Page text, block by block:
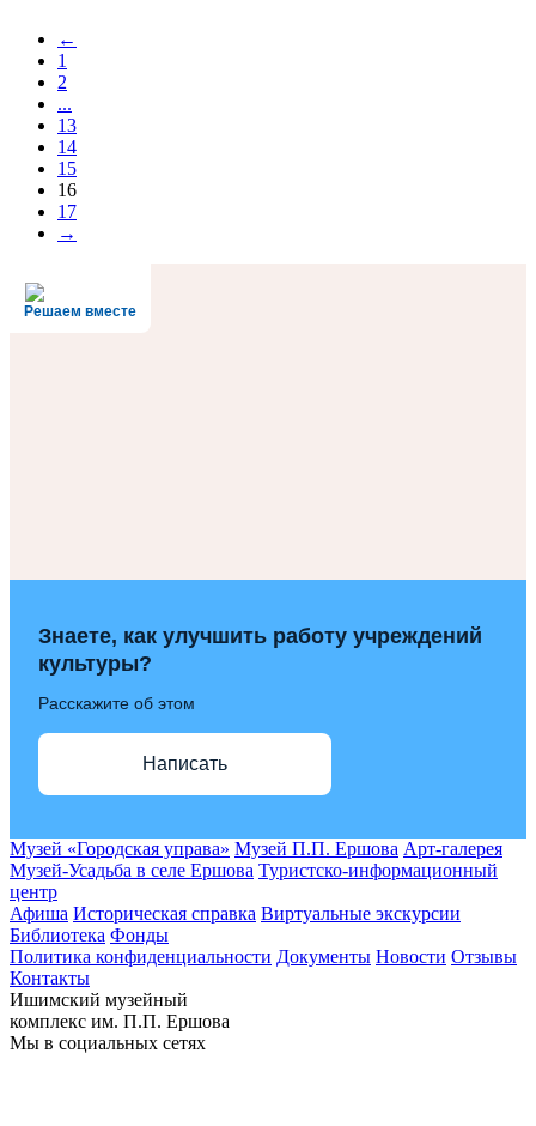
←
1
2
...
13
14
15
16
17
→
Решаем вместе
Знаете, как улучшить работу учреждений
культуры?
Расскажите об этом
Написать
Музей «Городская управа» Музей П.П. Ершова Арт-галерея
Музей-Усадьба в селе Ершова Туристско-информационный
центр
Афиша Историческая справка Виртуальные экскурсии
Библиотека Фонды
Политика конфиденциальности Документы Новости Отзывы
Контакты
Ишимский музейный
комплекс им. П.П. Ершова
Мы в социальных сетях